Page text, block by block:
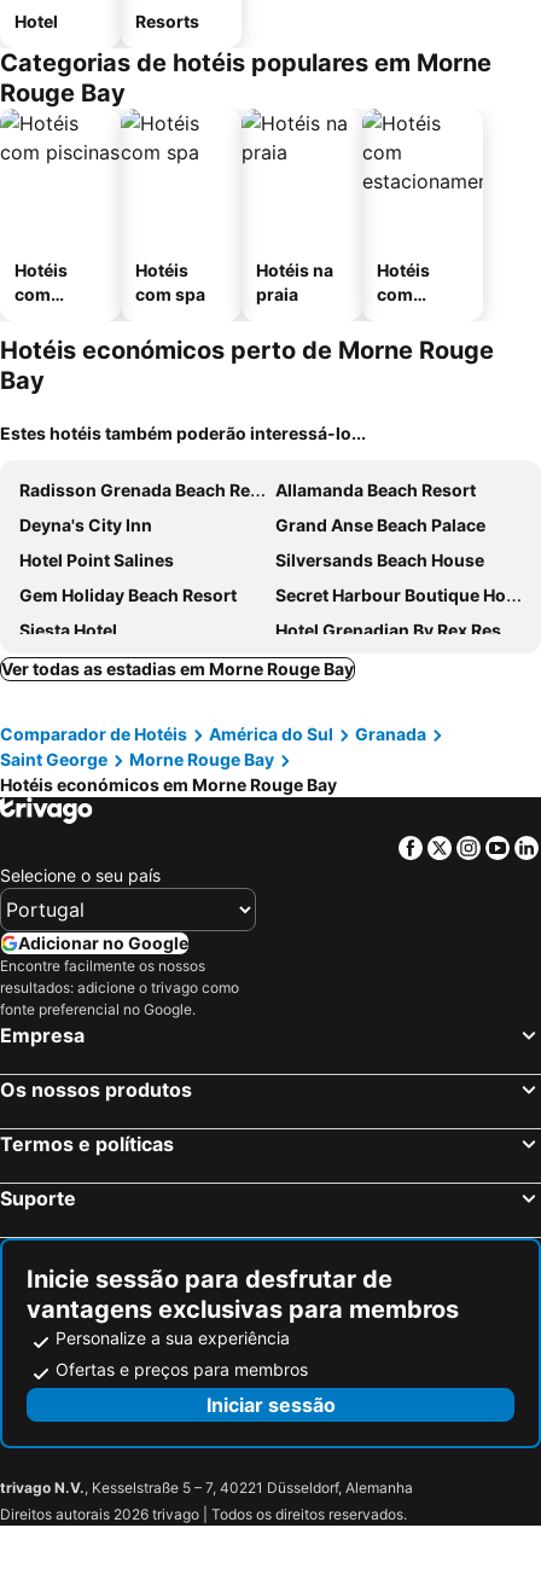
Hotel Resorts
Categorias de hotéis populares em Morne
Rouge Bay
Hotéis
com
Hotéis
com spa
Hotéis na
praia
Hotéis
com
mento
Hotéis económicos perto de Morne Rouge
Bay
Estes hotéis também poderão interessá-lo...
Radisson Grenada Beach Resort
Allamanda Beach Resort
Deyna's City Inn
Grand Anse Beach Palace
Hotel Point Salines
Silversands Beach House
Gem Holiday Beach Resort
Secret Harbour Boutique Hotel and Marina
Siesta Hotel
Hotel Grenadian By Rex Resorts
Ver todas as estadias em Morne Rouge Bay
Comparador de Hotéis América do Sul
Granada
Saint George
Morne Rouge Bay
Hotéis económicos em Morne Rouge Bay
Facebook
Twitter
Selecione o seu país
Adicionar no Google
Encontre facilmente os nossos
resultados: adicione o trivago como
fonte preferencial no Google.
Empresa
Os nossos produtos
Termos e políticas
Suporte
Inicie sessão para desfrutar de
vantagens exclusivas para membros
Personalize a sua experiência
Ofertas e preços para membros
Iniciar sessão
trivago N.V., Kesselstraße 5 – 7, 40221 Düsseldorf, Alemanha
Direitos autorais 2026 trivago | Todos os direitos reservados.